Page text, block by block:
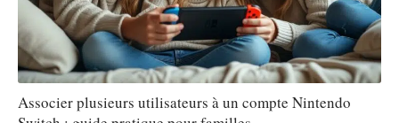
Associer plusieurs utilisateurs à un compte Nintendo